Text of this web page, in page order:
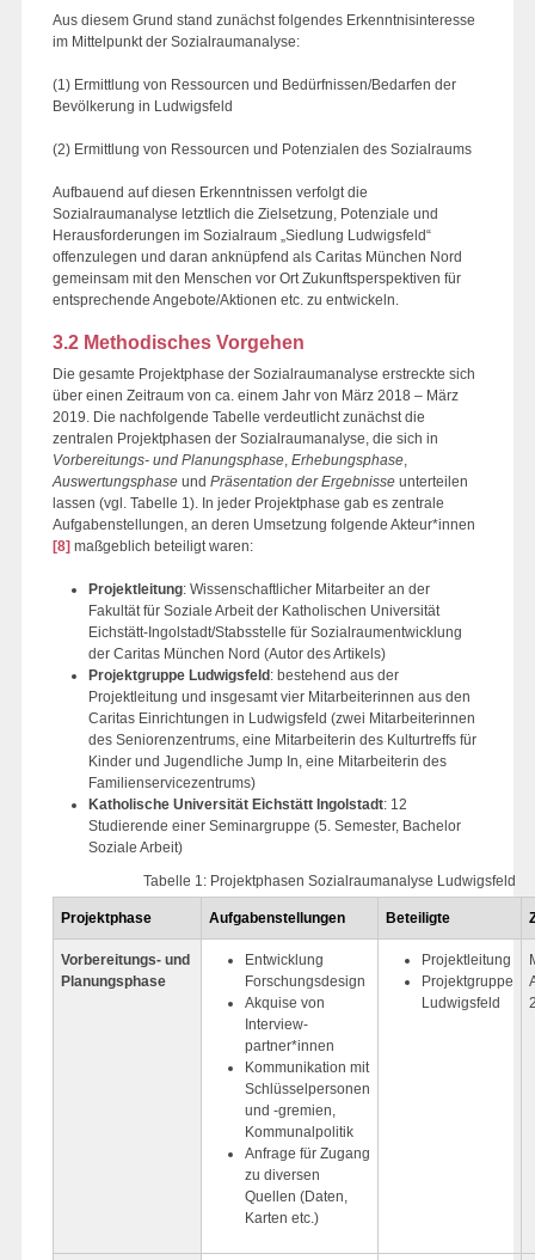
Aus diesem Grund stand zunächst folgendes Erkenntnisinteresse
im Mittelpunkt der Sozialraumanalyse:
(1) Ermittlung von Ressourcen und Bedürfnissen/Bedarfen der
Bevölkerung in Ludwigsfeld
(2) Ermittlung von Ressourcen und Potenzialen des Sozialraums
Aufbauend auf diesen Erkenntnissen verfolgt die
Sozialraumanalyse letztlich die Zielsetzung, Potenziale und
Herausforderungen im Sozialraum „Siedlung Ludwigsfeld“
offenzulegen und daran anknüpfend als Caritas München Nord
gemeinsam mit den Menschen vor Ort Zukunftsperspektiven für
entsprechende Angebote/Aktionen etc. zu entwickeln.
3.2 Methodisches Vorgehen
Die gesamte Projektphase der Sozialraumanalyse erstreckte sich
über einen Zeitraum von ca. einem Jahr von März 2018 – März
2019. Die nachfolgende Tabelle verdeutlicht zunächst die
zentralen Projektphasen der Sozialraumanalyse, die sich in
Vorbereitungs- und Planungsphase, Erhebungsphase,
Auswertungsphase und Präsentation der Ergebnisse unterteilen
lassen (vgl. Tabelle 1). In jeder Projektphase gab es zentrale
Aufgabenstellungen, an deren Umsetzung folgende Akteur*innen
[8] maßgeblich beteiligt waren:
Projektleitung: Wissenschaftlicher Mitarbeiter an der
Fakultät für Soziale Arbeit der Katholischen Universität
Eichstätt-Ingolstadt/Stabsstelle für Sozialraumentwicklung
der Caritas München Nord (Autor des Artikels)
Projektgruppe Ludwigsfeld : bestehend aus der
Projektleitung und insgesamt vier Mitarbeiterinnen aus den
Caritas Einrichtungen in Ludwigsfeld (zwei Mitarbeiterinnen
des Seniorenzentrums, eine Mitarbeiterin des Kulturtreffs für
Kinder und Jugendliche Jump In, eine Mitarbeiterin des
Familienservicezentrums)
Katholische Universität Eichstätt Ingolstadt: 12
Studierende einer Seminargruppe (5. Semester, Bachelor
Soziale Arbeit)
Tabelle 1: Projektphasen Sozialraumanalyse Ludwigsfeld
Projektphase Aufgabenstellungen Beteiligte
Vorbereitungs- und
Planungsphase
Entwicklung
Forschungsdesign
Akquise von
Interview-
partner*innen
Kommunikation mit
Schlüsselpersonen
und -gremien,
Kommunalpolitik
Anfrage für Zugang
zu diversen
Quellen (Daten,
Karten etc.)
Projektleitung
Projektgruppe
Ludwigsfeld